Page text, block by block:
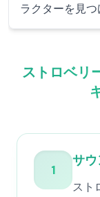
ラクターを見つ
ストロベリ
1
サ
スト